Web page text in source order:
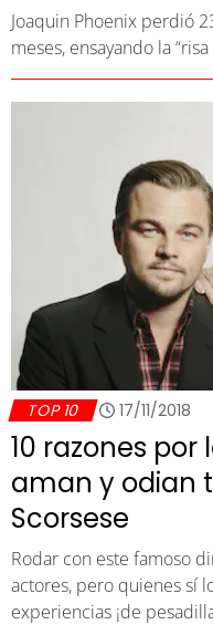
Joaquin Phoenix perdió
meses, ensayando la
TOP 10 17/11/2018
10 razones
aman y odian
Scorsese
Rodar con este famoso
actores, pero quienes sí
experiencias ¡de